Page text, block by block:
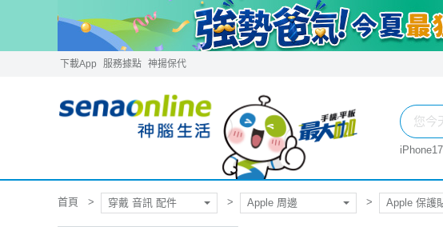
下載App 服務據點 神揚保代
iPhone17
首頁 穿戴 音訊 配件 Apple 周邊 Apple 保護